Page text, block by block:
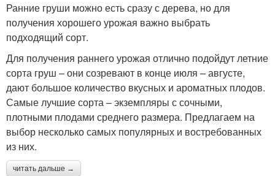
Ранние груши можно есть сразу с дерева, но для
получения хорошего урожая важно выбрать
подходящий сорт.
Для получения раннего урожая отлично подойдут летние
сорта груш – они созревают в конце июля – августе,
дают большое количество вкусных и ароматных плодов.
Самые лучшие сорта – экземпляры с сочными,
плотными плодами среднего размера. Предлагаем на
выбор несколько самых популярных и востребованных
из них.
читать дальше →